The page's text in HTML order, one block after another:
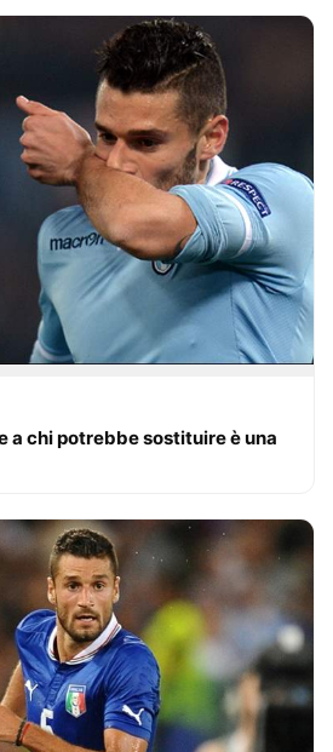
a chi potrebbe sostituire è una